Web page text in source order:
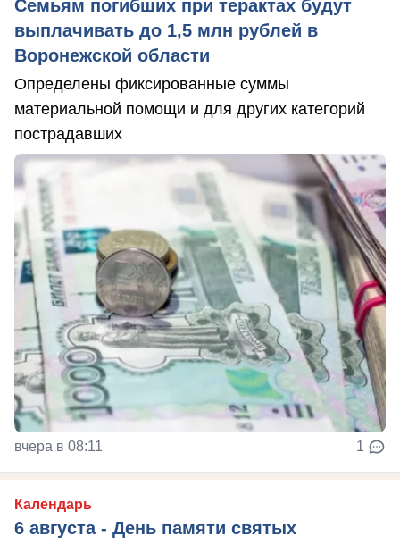
Семьям погибших при терактах будут
выплачивать до 1,5 млн рублей в
Воронежской области
Определены фиксированные суммы
материальной помощи и для других категорий
пострадавших
вчера в 08:11 1
Календарь
6 августа - День памяти святых